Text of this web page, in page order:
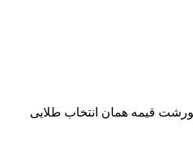
قیمه همان انتخاب طلایی